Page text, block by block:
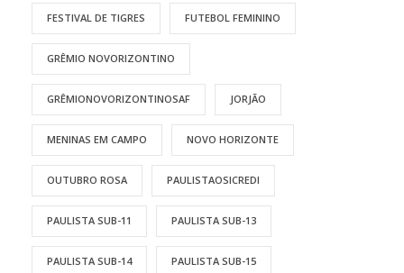
FESTIVAL DE TIGRES FUTEBOL FEMININO
GRÊMIO NOVORIZONTINO
GRÊMIONOVORIZONTINOSAF JORJÃO
MENINAS EM CAMPO NOVO HORIZONTE
OUTUBRO ROSA PAULISTAOSICREDI
PAULISTA SUB-11 PAULISTA SUB-13
PAULISTA SUB-14 PAULISTA SUB-15